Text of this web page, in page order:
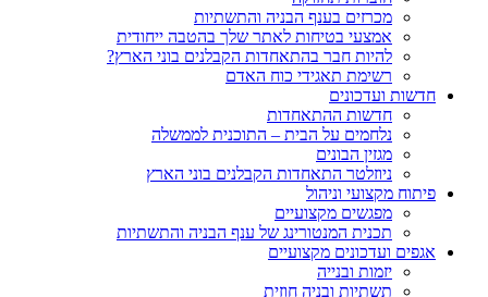
מכרזים בענף הבניה והתשתיות
אמצעי בטיחות לאתר שלך בהטבה ייחודית
להיות חבר בהתאחדות הקבלנים בוני הארץ?
רשימת תאגידי כוח האדם
חדשות ועדכונים
חדשות ההתאחדות
נלחמים על הבית – התוכנית לממשלה
מגזין הבונים
ניוזלטר התאחדות הקבלנים בוני הארץ
פיתוח מקצועי וניהול
מפגשים מקצועיים
תכנית המנטורינג של ענף הבניה והתשתיות
אגפים ועדכונים מקצועיים
יזמות ובנייה
תשתיות ובניה חוזית